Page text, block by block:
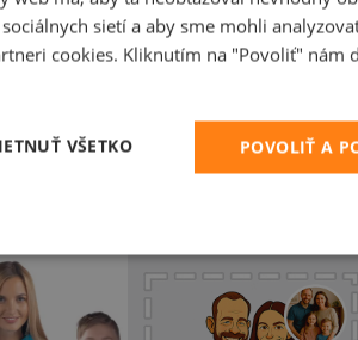
sietí a aby sme mohli
cookies. Kliknutím na "Povoliť" nám
POVOLIŤ A
VŠETKO